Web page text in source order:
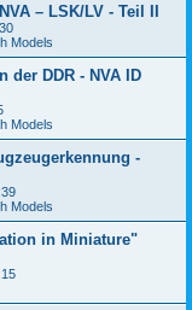
– LSK/LV - Teil II
Models
DDR - NVA ID
Models
-
Models
in Miniature"